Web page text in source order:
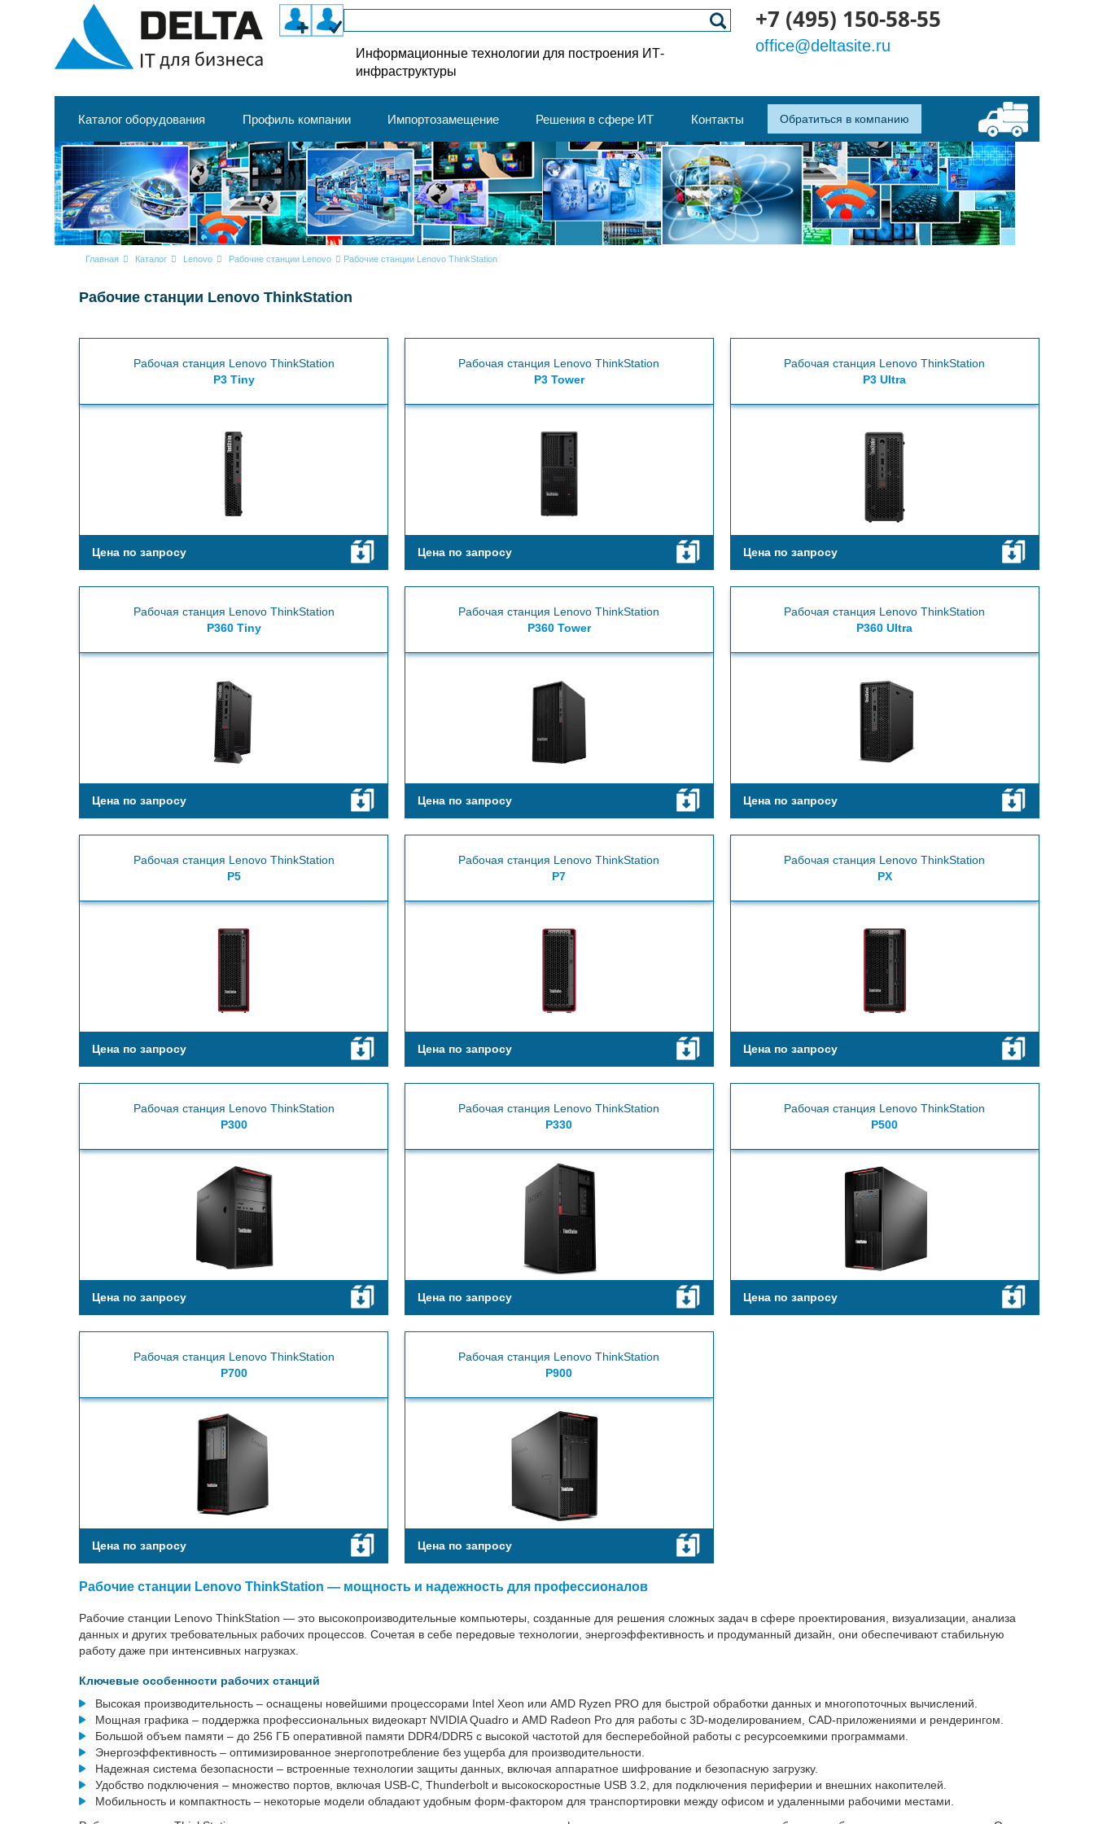
Информационные технологии для построения ИТ-
инфраструктуры
+7 (495) 150-58-55
office@deltasite.ru
Каталог оборудования Профиль компании Импортозамещение Решения в сфере ИТ Контакты Обратиться в компанию
Главная Каталог Lenovo Рабочие станции Lenovo Рабочие станции Lenovo ThinkStation
Рабочие станции Lenovo ThinkStation
Рабочая станция Lenovo ThinkStation
P3 Tiny
Цена по запросу
Рабочая станция Lenovo ThinkStation
P3 Tower
Цена по запросу
Рабочая станция Lenovo ThinkStation
P3 Ultra
Цена по запросу
Рабочая станция Lenovo ThinkStation
P360 Tiny
Цена по запросу
Рабочая станция Lenovo ThinkStation
P360 Tower
Цена по запросу
Рабочая станция Lenovo ThinkStation
P360 Ultra
Цена по запросу
Рабочая станция Lenovo ThinkStation
P5
Цена по запросу
Рабочая станция Lenovo ThinkStation
P7
Цена по запросу
Рабочая станция Lenovo ThinkStation
PX
Цена по запросу
Рабочая станция Lenovo ThinkStation
P300
Цена по запросу
Рабочая станция Lenovo ThinkStation
P330
Цена по запросу
Рабочая станция Lenovo ThinkStation
P500
Цена по запросу
Рабочая станция Lenovo ThinkStation
P700
Цена по запросу
Рабочая станция Lenovo ThinkStation
P900
Цена по запросу
Рабочие станции Lenovo ThinkStation — мощность и надежность для профессионалов
Рабочие станции Lenovo ThinkStation — это высокопроизводительные компьютеры, созданные для решения сложных задач в сфере проектирования, визуализации, анализа
данных и других требовательных рабочих процессов. Сочетая в себе передовые технологии, энергоэффективность и продуманный дизайн, они обеспечивают стабильную
работу даже при интенсивных нагрузках.
Ключевые особенности рабочих станций
Высокая производительность – оснащены новейшими процессорами Intel Xeon или AMD Ryzen PRO для быстрой обработки данных и многопоточных вычислений.
Мощная графика – поддержка профессиональных видеокарт NVIDIA Quadro и AMD Radeon Pro для работы с 3D-моделированием, CAD-приложениями и рендерингом.
Большой объем памяти – до 256 ГБ оперативной памяти DDR4/DDR5 с высокой частотой для бесперебойной работы с ресурсоемкими программами.
Энергоэффективность – оптимизированное энергопотребление без ущерба для производительности.
Надежная система безопасности – встроенные технологии защиты данных, включая аппаратное шифрование и безопасную загрузку.
Удобство подключения – множество портов, включая USB-C, Thunderbolt и высокоскоростные USB 3.2, для подключения периферии и внешних накопителей.
Мобильность и компактность – некоторые модели обладают удобным форм-фактором для транспортировки между офисом и удаленными рабочими местами.